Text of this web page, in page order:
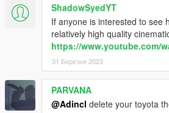
ShadowSyedYT
If anyone is interested to see
relatively high quality
https://www.youtube.com/
31 Березня 2023
PARVANA
@Adincl delete your toyota